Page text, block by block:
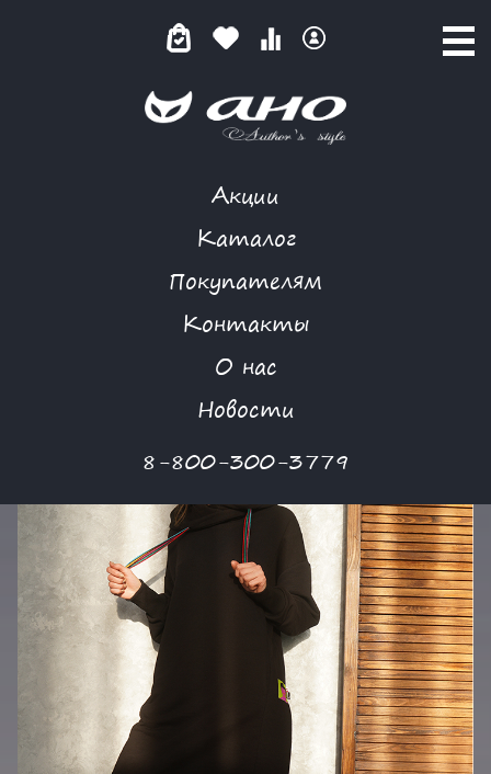
Акции
Каталог
Покупателям
Контакты
О нас
Новости
8-800-300-3779
СОЛД-АУТ(ШУНГИТ)